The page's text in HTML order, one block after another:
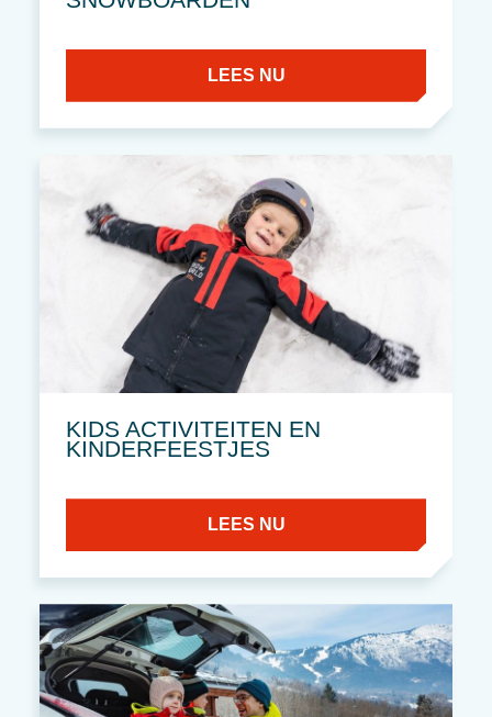
LEES NU
KIDS ACTIVITEITEN EN
KINDERFEESTJES
LEES NU